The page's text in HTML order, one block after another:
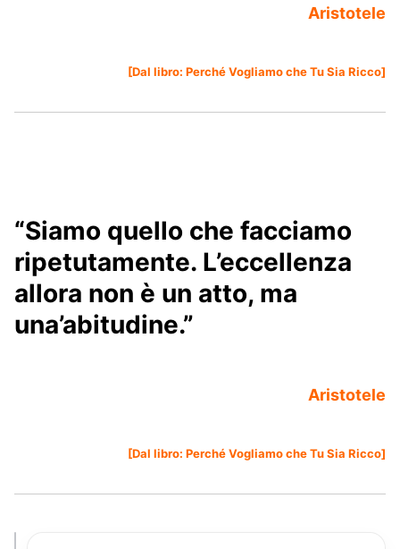
Aristotele
[Dal libro: Perché Vogliamo che Tu Sia Ricco]
“Siamo quello che facciamo
ripetutamente. L’eccellenza
allora non è un atto, ma
una’abitudine.”
Aristotele
[Dal libro: Perché Vogliamo che Tu Sia Ricco]